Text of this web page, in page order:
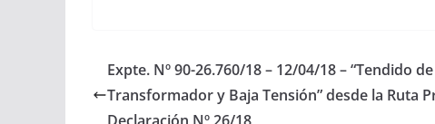
Expte. Nº 90-26.760/18 – 12/04/18 – “Tendido
Transformador y Baja Tensión” desde la Ruta